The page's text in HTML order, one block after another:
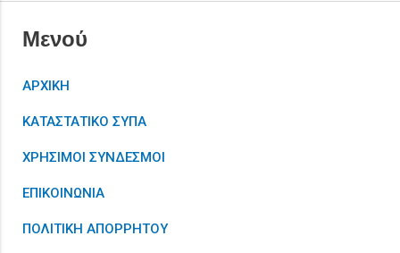
Μενού
ΑΡΧΙΚΗ
ΚΑΤΑΣΤΑΤΙΚΟ ΣΥΠΑ
ΧΡΗΣΙΜΟΙ ΣΥΝΔΕΣΜΟΙ
ΕΠΙΚΟΙΝΩΝΙΑ
ΠΟΛΙΤΙΚΗ ΑΠΟΡΡΗΤΟΥ